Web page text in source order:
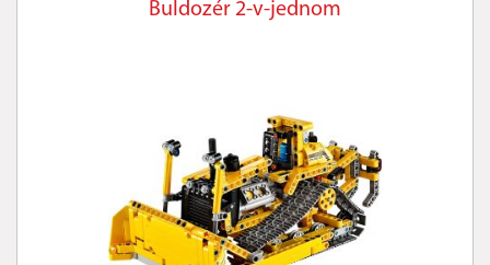
Buldozér 2-v-jednom